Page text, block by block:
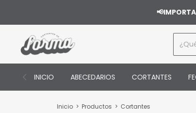
INICIO ABECEDARIOS CORTANTES
Inicio > Productos > Cortantes